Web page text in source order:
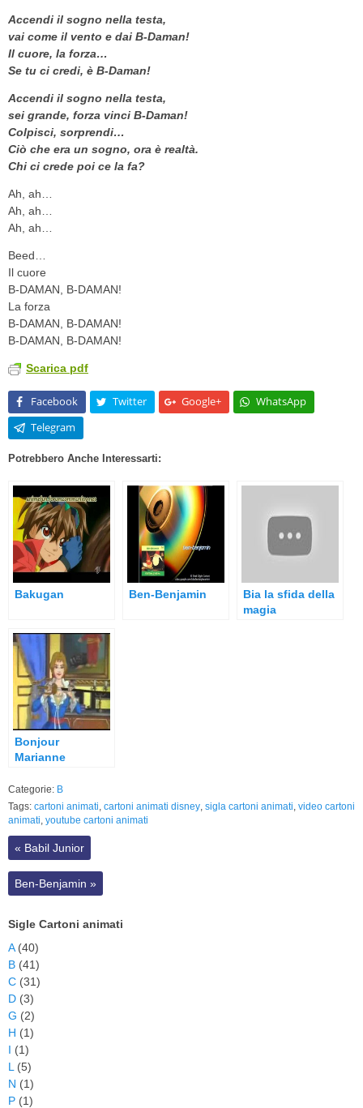
Accendi il sogno nella testa,
vai come il vento e dai B-Daman!
Il cuore, la forza…
Se tu ci credi, è B-Daman!
Accendi il sogno nella testa,
sei grande, forza vinci B-Daman!
Colpisci, sorprendi…
Ciò che era un sogno, ora è realtà.
Chi ci crede poi ce la fa?
Ah, ah…
Ah, ah…
Ah, ah…
Beed…
Il cuore
B-DAMAN, B-DAMAN!
La forza
B-DAMAN, B-DAMAN!
B-DAMAN, B-DAMAN!
Scarica pdf
Facebook Twitter Google+
WhatsApp
Telegram
Potrebbero Anche Interessarti:
Bakugan Ben-Benjamin
Bia la sfida della
magia
Bonjour
Marianne
Categorie: B
Tags: cartoni animati cartoni animati disney sigla cartoni animati video cartoni
animati youtube cartoni animati
« Babil Junior
Ben-Benjamin »
Sigle Cartoni animati
A(40)
B (41)
C (31)
D (3)
G (2)
H (1)
I (1)
L (5)
N (1)
P (1)